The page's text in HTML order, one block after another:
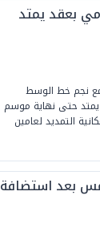
بعقد يمتد
مع نجم خط الوسط
يمتد حتى نهاية موسم
التمديد لعامين
بعد استضافة